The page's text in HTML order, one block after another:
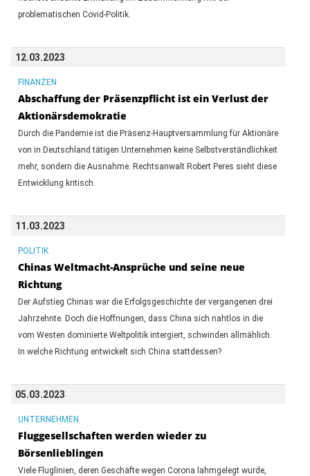
problematischen Covid-Politik.
12.03.2023
FINANZEN
Abschaffung der Präsenzpflicht ist ein Verlust der
Aktionärsdemokratie
Durch die Pandemie ist die Präsenz-Hauptversammlung für Aktionäre
von in Deutschland tätigen Unternehmen keine Selbstverständlichkeit
mehr, sondern die Ausnahme. Rechtsanwalt Robert Peres sieht diese
Entwicklung kritisch.
11.03.2023
POLITIK
Chinas Weltmacht-Ansprüche und seine neue
Richtung
Der Aufstieg Chinas war die Erfolgsgeschichte der vergangenen drei
Jahrzehnte. Doch die Hoffnungen, dass China sich nahtlos in die
vom Westen dominierte Weltpolitik intergiert, schwinden allmählich.
In welche Richtung entwickelt sich China stattdessen?
05.03.2023
UNTERNEHMEN
Fluggesellschaften werden wieder zu
Börsenlieblingen
Viele Fluglinien, deren Geschäfte wegen Corona lahmgelegt wurde,